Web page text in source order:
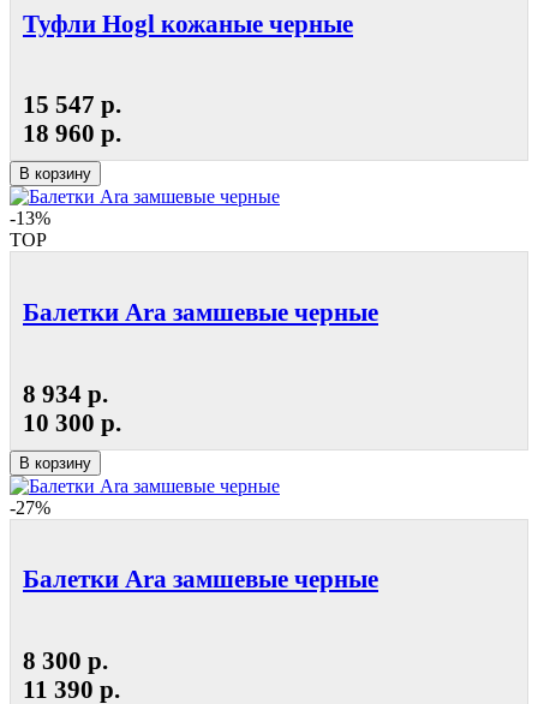
Туфли Hogl кожаные черные
15 547 р.
18 960 р.
В корзину
-13%
TOP
Балетки Ara замшевые черные
8 934 р.
10 300 р.
В корзину
-27%
Балетки Ara замшевые черные
8 300 р.
11 390 р.